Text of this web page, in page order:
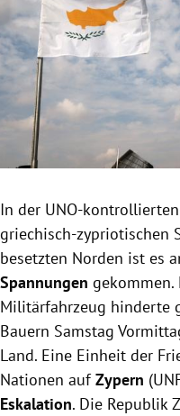
Untermenü
Untermenü
Untermenü
Untermenü
In der UNO-kontrollierten
griechisch-zypriotischen
besetzten Norden ist es
Spannungen gekommen.
Militärfahrzeug hinderte
Bauern Samstag
Land. Eine Einheit der
Nationen aufZypern
Eskalation. Die Republik